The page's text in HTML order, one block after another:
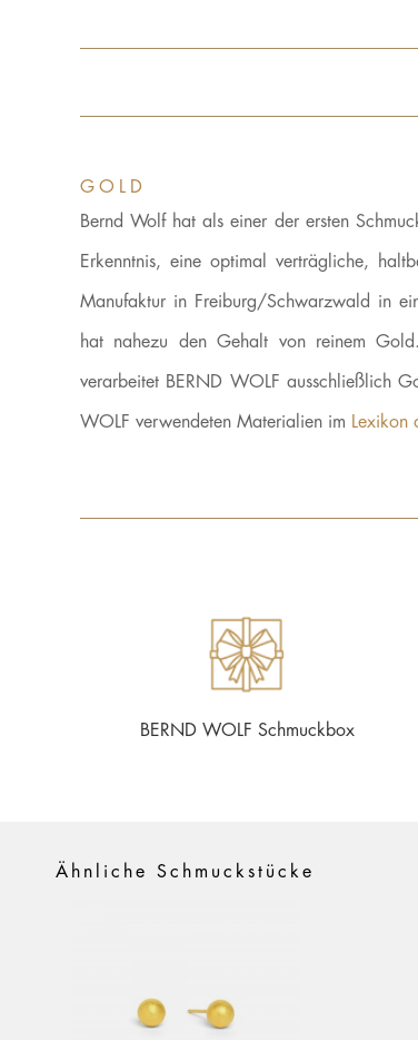
GOLD
Bernd Wolf hat als einer der ersten
Erkenntnis, eine optimal verträgliche,
Manufaktur in Freiburg/Schwarzwald in
hat nahezu den Gehalt von reinem
verarbeitet BERND WOLF ausschließlich
WOLF verwendeten Materialien im Lexikon
BERND WOLF Schmuckbox
Ähnliche Schmuckstücke